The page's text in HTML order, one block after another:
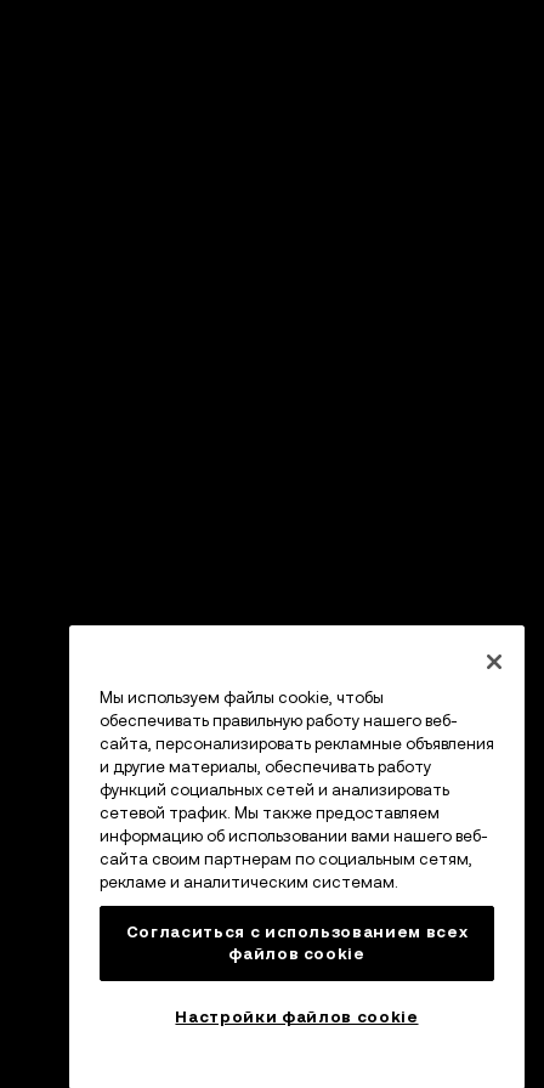
Мы используем файлы cookie, чтобы
обеспечивать правильную работу нашего веб-
сайта, персонализировать рекламные объявления
и другие материалы, обеспечивать работу
функций социальных сетей и анализировать
сетевой трафик. Мы также предоставляем
информацию об использовании вами нашего веб-
сайта своим партнерам по социальным сетям,
рекламе и аналитическим системам.
Согласиться с использованием всех
файлов cookie
Настройки файлов cookie